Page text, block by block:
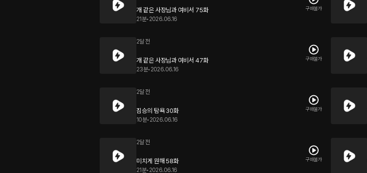
개 같은 사장님과 여비서 75화
21분• 2026.06.16
구매불가
2달 전
개 같은 사장님과 여비서 47화
23분• 2026.06.16
구매불가
2달 전
짐승의 탐욕 30화
10분• 2026.06.16
구매불가
2달 전
미치게 원해 58화
21분• 2026.06.16
구매불가